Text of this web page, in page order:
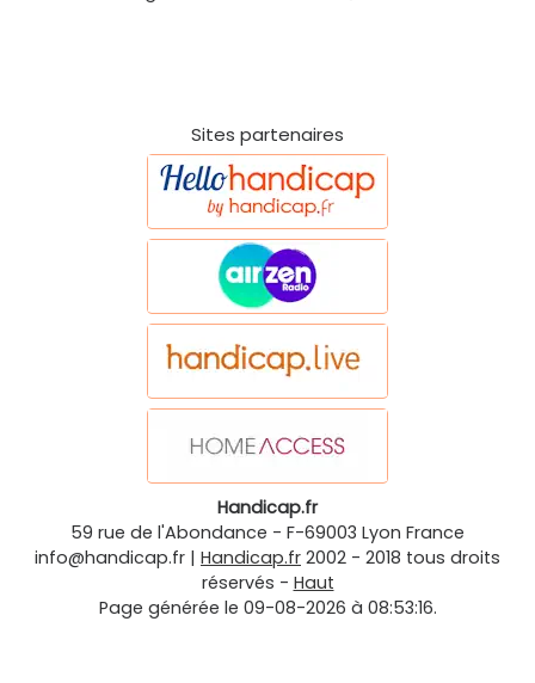
Sites partenaires
Handicap.fr
59 rue de l'Abondance - F-69003 Lyon France
info@handicap.fr | Handicap.fr 2002 - 2018 tous droits
réservés - Haut
Page générée le 09-08-2026 à 08:53:16.